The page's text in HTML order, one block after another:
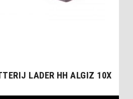
LADER HH ALGIZ 10X